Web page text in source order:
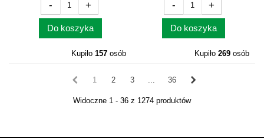
- +
Do koszyka
Kupiło 157 osób
- +
Do koszyka
Kupiło 269 osób
1 2 3 ... 36
Widoczne 1 - 36 z 1274 produktów